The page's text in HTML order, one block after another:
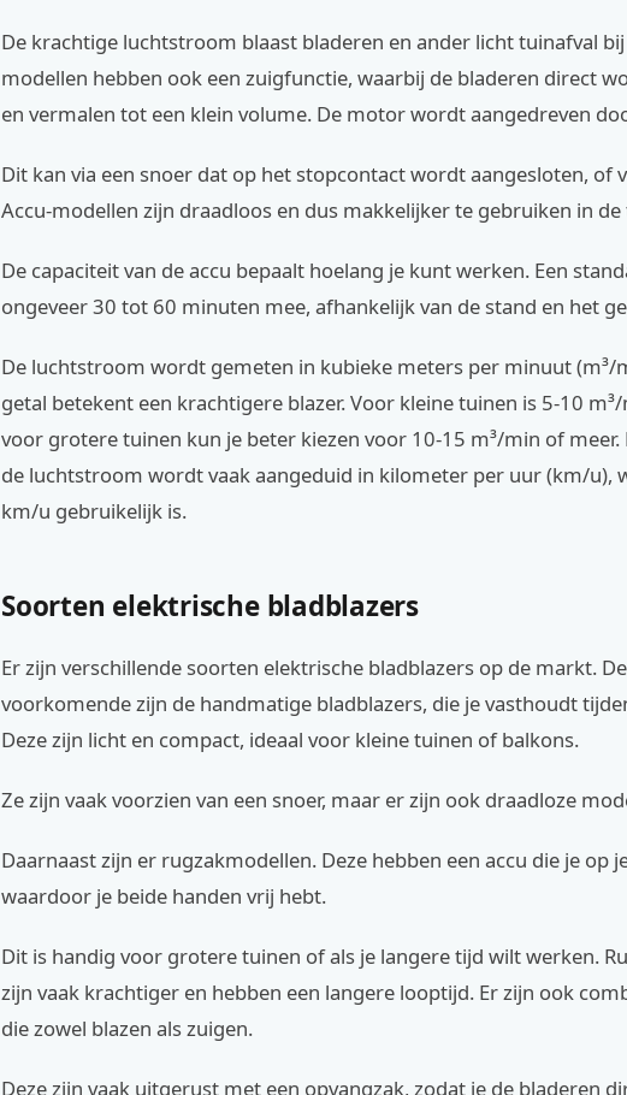
De krachtige luchtstroom blaast bladeren en ander licht tuinafval
modellen hebben ook een zuigfunctie, waarbij de bladeren direct
en vermalen tot een klein volume. De motor wordt aangedreven
Dit kan via een snoer dat op het stopcontact wordt aangesloten, of
Accu-modellen zijn draadloos en dus makkelijker te gebruiken in
De capaciteit van de accu bepaalt hoelang je kunt werken. Een
ongeveer 30 tot 60 minuten mee, afhankelijk van de stand en het
De luchtstroom wordt gemeten in kubieke meters per minuut (m³/
getal betekent een krachtigere blazer. Voor kleine tuinen is 5-10
voor grotere tuinen kun je beter kiezen voor 10-15 m³/min of meer.
de luchtstroom wordt vaak aangeduid in kilometer per uur (km/u),
km/u gebruikelijk is.
Soorten elektrische bladblazers
Er zijn verschillende soorten elektrische bladblazers op de markt.
voorkomende zijn de handmatige bladblazers, die je vasthoudt
Deze zijn licht en compact, ideaal voor kleine tuinen of balkons.
Ze zijn vaak voorzien van een snoer, maar er zijn ook draadloze
Daarnaast zijn er rugzakmodellen. Deze hebben een accu die je op
waardoor je beide handen vrij hebt.
Dit is handig voor grotere tuinen of als je langere tijd wilt werken.
zijn vaak krachtiger en hebben een langere looptijd. Er zijn ook
die zowel blazen als zuigen.
Deze zijn vaak uitgerust met een opvangzak, zodat je de bladeren